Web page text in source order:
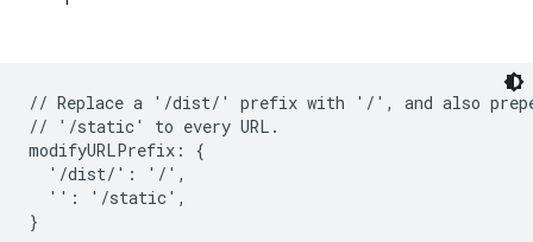
// Replace a '/dist/' prefix with '/', and also
// '/static' to every URL.
modifyURLPrefix: {
  '/dist/': '/',
  '': '/static',